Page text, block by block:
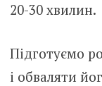
20-30 хвилин.
Підготуємо
і обваляти